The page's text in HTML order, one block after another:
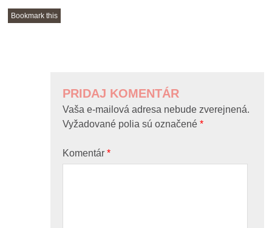
Bookmark this
PRIDAJ KOMENTÁR
Vaša e-mailová adresa nebude zverejnená.
Vyžadované polia sú označené*
Komentár*